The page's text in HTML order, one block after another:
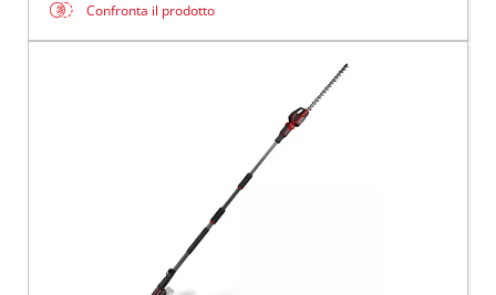
Confronta il prodotto